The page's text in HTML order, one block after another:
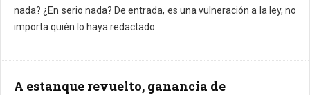
nada? ¿En serio nada? De entrada, es una vulneración a la ley, no
importa quién lo haya redactado.
A estanque revuelto, ganancia de